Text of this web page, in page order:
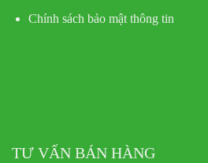
Chính sách bảo mật thông tin
TƯ VẤN BÁN HÀNG